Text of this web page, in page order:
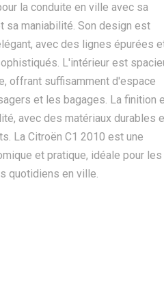
la conduite en ville avec sa
sa maniabilité. Son design est
avec des lignes épurées
L'intérieur est
offrant suffisamment d'espace
et les bagages. La finition
avec des matériaux durables
La Citroën C1 2010 est une
et pratique, idéale pour les
quotidiens en ville.